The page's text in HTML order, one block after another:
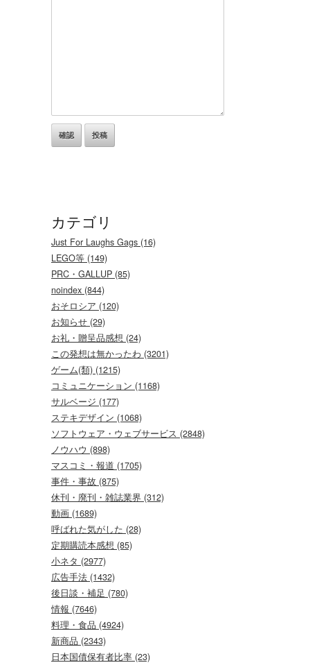
カテゴリ
Just For Laughs Gags (16)
LEGO等 (149)
PRC・GALLUP (85)
noindex (844)
おそロシア (120)
お知らせ (29)
お礼・贈呈品感想 (24)
この発想は無かったわ (3201)
ゲーム(類) (1215)
コミュニケーション (1168)
サルベージ (177)
ステキデザイン (1068)
ソフトウェア・ウェブサービス (2848)
ノウハウ (898)
マスコミ・報道 (1705)
事件・事故 (875)
休刊・廃刊・雑誌業界 (312)
動画 (1689)
呼ばれた気がした (28)
定期購読本感想 (85)
小ネタ (2977)
広告手法 (1432)
後日談・補足 (780)
情報 (7646)
料理・食品 (4924)
新商品 (2343)
日本国債保有者比率 (23)